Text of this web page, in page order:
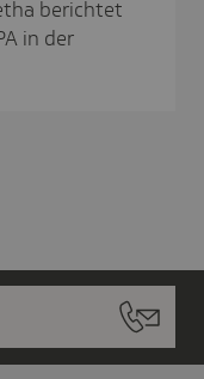
berichtet
in der